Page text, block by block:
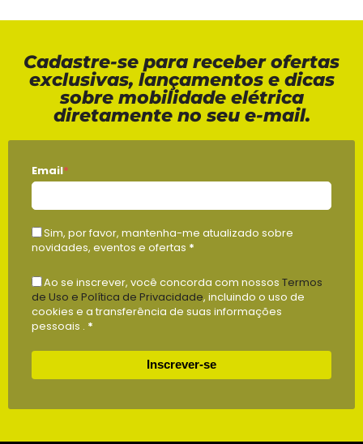
Cadastre-se para receber ofertas
exclusivas, lançamentos e dicas
sobre mobilidade elétrica
diretamente no seu e-mail.
Email*
Sim, por favor, mantenha-me atualizado sobre
novidades, eventos e ofertas *
Ao se inscrever, você concorda com nossos Termos
de Uso e Política de Privacidade, incluindo o uso de
cookies e a transferência de suas informações
pessoais . *
Inscrever-se